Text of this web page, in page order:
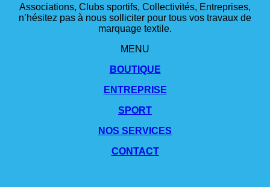
Associations, Clubs sportifs, Collectivités, Entreprises,
n’hésitez pas à nous solliciter pour tous vos travaux de
marquage textile.
MENU
BOUTIQUE
ENTREPRISE
SPORT
NOS SERVICES
CONTACT